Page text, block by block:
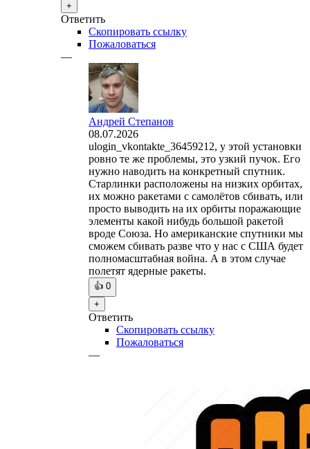
+
Ответить
Скопировать ссылку
Пожаловаться
—
Андрей Степанов
08.07.2026
ulogin_vkontakte_36459212, у этой установки
ровно те же проблемы, это узкий пучок. Его
нужно наводить на конкретный спутник.
Старлинки расположены на низких орбитах,
их можно ракетами с самолётов сбивать, или
просто выводить на их орбиты поражающие
элементы какой нибудь большой ракетой
вроде Союза. Но американские спутники мы
сможем сбивать разве что у нас с США будет
полномасштабная война. А в этом случае
полетят ядерные ракеты.
👍 0
+
Ответить
Скопировать ссылку
Пожаловаться
—